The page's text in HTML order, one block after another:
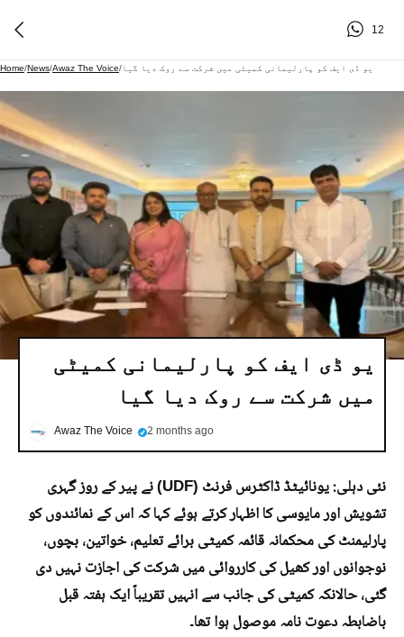
12
Home/News/Awaz The Voice/یو ڈی ایف کو پارلیمانی کمیٹی میں شرکت سے روک دیا گیا
یو ڈی ایف کو پارلیمانی کمیٹی
میں شرکت سے روک دیا گیا
Awaz The Voice 2 months ago
نئی دہلی: یونائیٹڈ ڈاکٹرس فرنٹ (UDF) نے پیر کے روز گہری
تشویش اور مایوسی کا اظہار کرتے ہوئے کہا کہ اس کے نمائندوں کو
پارلیمنٹ کی محکمانہ قائمہ کمیٹی برائے تعلیم، خواتین، بچوں،
نوجوانوں اور کھیل کی کارروائی میں شرکت کی اجازت نہیں دی
گئی، حالانکہ کمیٹی کی جانب سے انہیں تقریباً ایک ہفتہ قبل
باضابطہ دعوت نامہ موصول ہوا تھا۔